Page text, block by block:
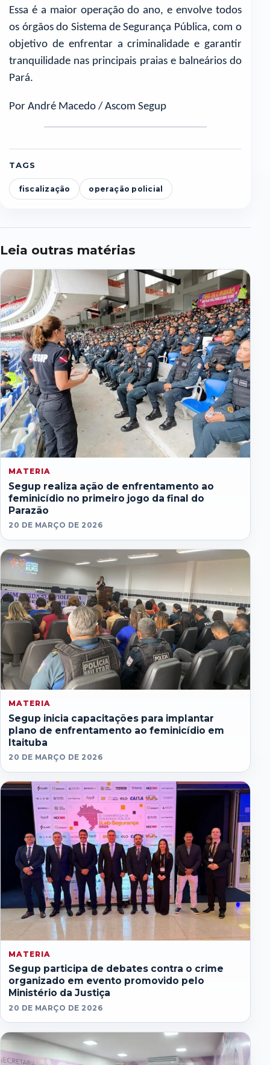
Essa é a maior operação do ano, e envolve todos
os órgãos do Sistema de Segurança Pública, com o
objetivo de enfrentar a criminalidade e garantir
tranquilidade nas principais praias e balneários do
Pará.
Por André Macedo / Ascom Segup
TAGS
fiscalização operação policial
Leia outras matérias
MATERIA
Segup realiza ação de enfrentamento ao
feminicídio no primeiro jogo da final do
Parazão
20 DE MARÇO DE 2026
MATERIA
Segup inicia capacitações para implantar
plano de enfrentamento ao feminicídio em
Itaituba
20 DE MARÇO DE 2026
MATERIA
Segup participa de debates contra o crime
organizado em evento promovido pelo
Ministério da Justiça
20 DE MARÇO DE 2026